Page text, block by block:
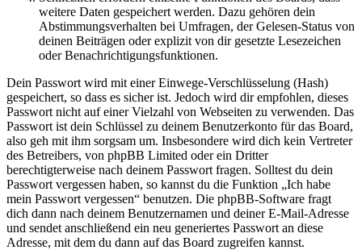
weitere Daten gespeichert werden. Dazu gehören dein
Abstimmungsverhalten bei Umfragen, der Gelesen-Status von
deinen Beiträgen oder explizit von dir gesetzte Lesezeichen
oder Benachrichtigungsfunktionen.
Dein Passwort wird mit einer Einwege-Verschlüsselung (Hash)
gespeichert, so dass es sicher ist. Jedoch wird dir empfohlen, dieses
Passwort nicht auf einer Vielzahl von Webseiten zu verwenden. Das
Passwort ist dein Schlüssel zu deinem Benutzerkonto für das Board,
also geh mit ihm sorgsam um. Insbesondere wird dich kein Vertreter
des Betreibers, von phpBB Limited oder ein Dritter
berechtigterweise nach deinem Passwort fragen. Solltest du dein
Passwort vergessen haben, so kannst du die Funktion „Ich habe
mein Passwort vergessen“ benutzen. Die phpBB-Software fragt
dich dann nach deinem Benutzernamen und deiner E-Mail-Adresse
und sendet anschließend ein neu generiertes Passwort an diese
Adresse, mit dem du dann auf das Board zugreifen kannst.